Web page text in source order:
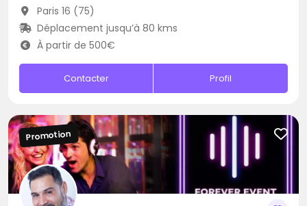
Paris 16 (75)
Déplacement jusqu’à 80 kms
À partir de 500€
Contacter Profil
Promotion